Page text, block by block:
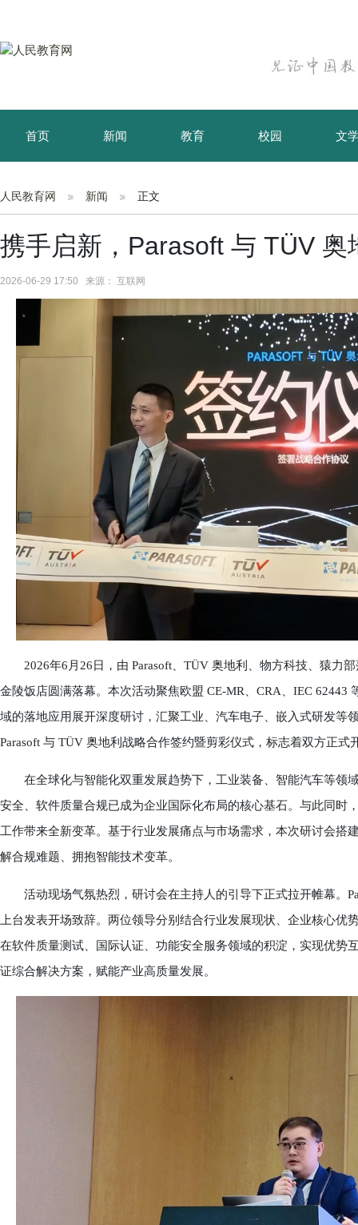
首页 新闻 教育 校园 文
育儿 资讯
人民教育网 新闻 正文
携手启新，Parasoft 与 TÜV 奥
2026-06-29 17:50 来源： 互联网
2026年6月26日，由 Parasoft、TÜV 奥地利、物方科技、猿力
金陵饭店圆满落幕。本次活动聚焦欧盟 CE-MR、CRA、IEC
域的落地应用展开深度研讨，汇聚工业、汽车电子、嵌入式研发等
Parasoft 与 TÜV 奥地利战略合作签约暨剪彩仪式，标志着双方正式
在全球化与智能化双重发展趋势下，工业装备、智能汽车等领
安全、软件质量合规已成为企业国际化布局的核心基石。与此同时
工作带来全新变革。基于行业发展痛点与市场需求，本次研讨会搭
解合规难题、拥抱智能技术变革。
活动现场气氛热烈，研讨会在主持人的引导下正式拉开帷幕。
上台发表开场致辞。两位领导分别结合行业发展现状、企业核心优
在软件质量测试、国际认证、功能安全服务领域的积淀，实现优势
证综合解决方案，赋能产业高质量发展。